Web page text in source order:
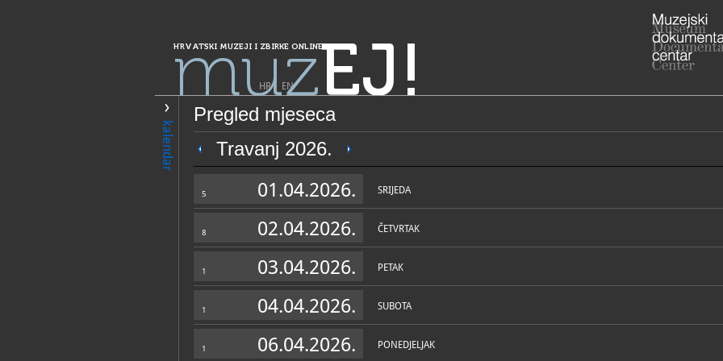
HRVATSKI MUZEJI I ZBIRKE ONLINE
muzEJ!
HR| EN
kalendar
Pregled mjeseca
Travanj 2026.
5 01.04.2026. SRIJEDA
8 02.04.2026. ČETVRTAK
1 03.04.2026. PETAK
1 04.04.2026. SUBOTA
1 06.04.2026. PONEDJELJAK
PRETRAŽIVANJE
Grad Zagreb
Muzej Klinike za psihijatriju Vrapče
OPĆI PODACI